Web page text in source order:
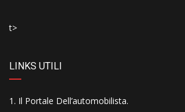
t>
LINKS UTILI
Il Portale Dell’automobilista.